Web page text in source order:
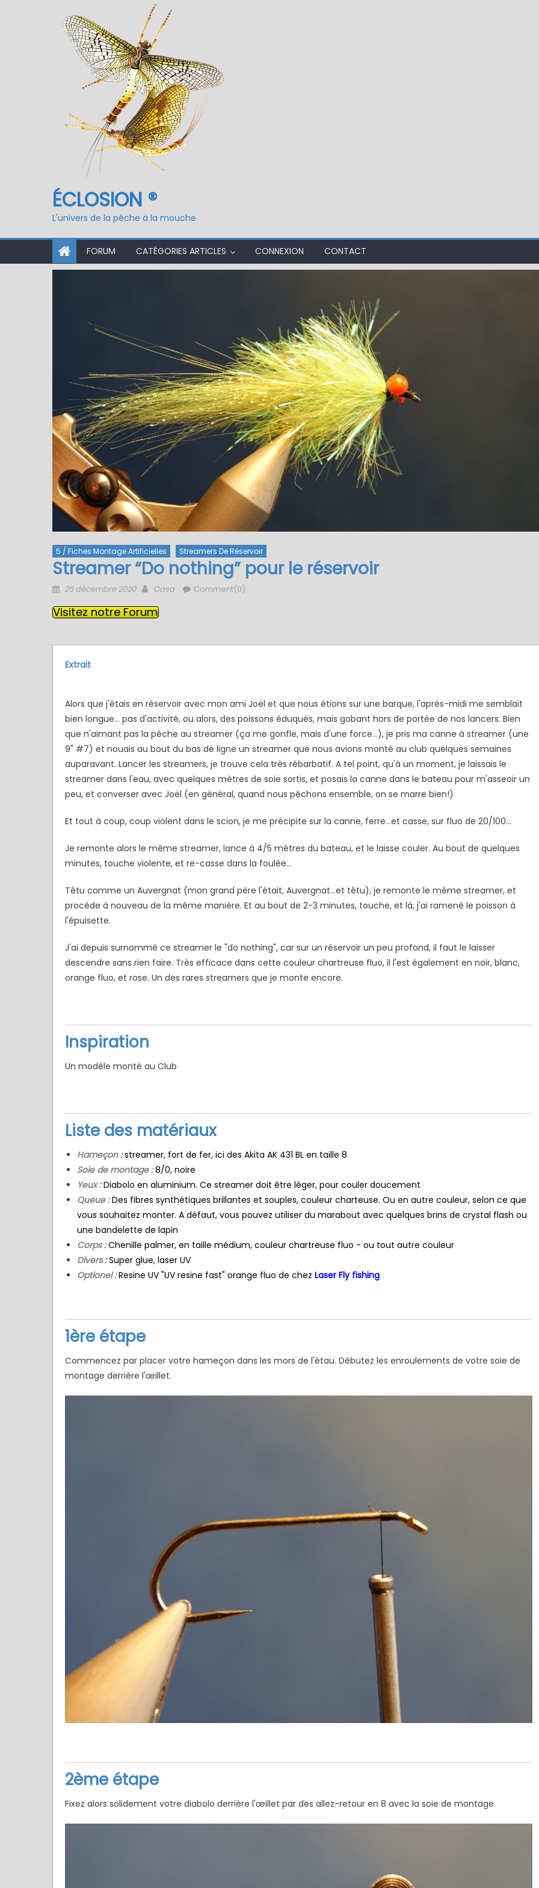
ÉCLOSION ®
L'univers de la pêche à la mouche
FORUM CATÉGORIES ARTICLES CONNEXION CONTACT
5 / Fiches Montage Artificielles Streamers De Réservoir
Streamer “Do nothing” pour le réservoir
Posted
25 décembre 2020 Author
Casa Comment(0)
Visitez notre Forum
Extrait
Alors que j'étais en réservoir avec mon ami Joël et que nous étions sur une barque, l'après-midi me semblait
bien longue... pas d'activité, ou alors, des poissons éduqués, mais gobant hors de portée de nos lancers. Bien
que n'aimant pas la pêche au streamer (ça me gonfle, mais d'une force...), je pris ma canne à streamer (une
9" #7) et nouais au bout du bas de ligne un streamer que nous avions monté au club quelques semaines
auparavant. Lancer les streamers, je trouve cela très rébarbatif. A tel point, qu'à un moment, je laissais le
streamer dans l'eau, avec quelques mètres de soie sortis, et posais la canne dans le bateau pour m'asseoir un
peu, et converser avec Joël (en général, quand nous pêchons ensemble, on se marre bien!)
Et tout à coup, coup violent dans le scion, je me précipite sur la canne, ferre...et casse, sur fluo de 20/100...
Je remonte alors le même streamer, lance à 4/5 mètres du bateau, et le laisse couler. Au bout de quelques
minutes, touche violente, et re-casse dans la foulée...
Têtu comme un Auvergnat (mon grand père l'était, Auvergnat...et têtu), je remonte le même streamer, et
procède à nouveau de la même manière. Et au bout de 2-3 minutes, touche, et là, j'ai ramené le poisson à
l'épuisette.
J'ai depuis surnommé ce streamer le "do nothing", car sur un réservoir un peu profond, il faut le laisser
descendre sans rien faire. Très efficace dans cette couleur chartreuse fluo, il l'est également en noir, blanc,
orange fluo, et rose. Un des rares streamers que je monte encore.
Inspiration
Un modèle monté au Club
Liste des matériaux
Hameçon : streamer, fort de fer, ici des Akita AK 431 BL en taille 8
Soie de montage : 8/0, noire
Yeux : Diabolo en aluminium. Ce streamer doit être léger, pour couler doucement
Queue : Des fibres synthétiques brillantes et souples, couleur charteuse. Ou en autre couleur, selon ce que
vous souhaitez monter. A défaut, vous pouvez utiliser du marabout avec quelques brins de crystal flash ou
une bandelette de lapin
Corps : Chenille palmer, en taille médium, couleur chartreuse fluo - ou tout autre couleur
Divers : Super glue, laser UV
Optionel : Resine UV "UV resine fast" orange fluo de chez Laser Fly fishing
1ère étape
Commencez par placer votre hameçon dans les mors de l'étau. Débutez les enroulements de votre soie de
montage derrière l'œillet.
2ème étape
Fixez alors solidement votre diabolo derrière l'œillet par des allez-retour en 8 avec la soie de montage.
Nouvelles
Mon ouverture 2026
5 / Fiches Montage
Nymphe légère “brebis”
1 / Au Fil De L'eau
dans le 33
Mouches